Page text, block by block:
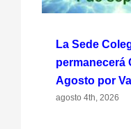
La Sede
permanecerá
Agosto por
agosto 4th, 2026